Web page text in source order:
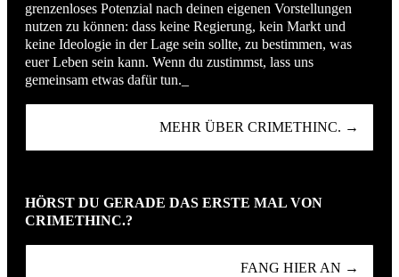
grenzenloses Potenzial nach deinen eigenen Vorstellungen
nutzen zu können: dass keine Regierung, kein Markt und
keine Ideologie in der Lage sein sollte, zu bestimmen, was
euer Leben sein kann. Wenn du zustimmst, lass uns
gemeinsam etwas dafür tun._
MEHR ÜBER CRIMETHINC. →
HÖRST DU GERADE DAS ERSTE MAL VON
CRIMETHINC.?
FANG HIER AN →